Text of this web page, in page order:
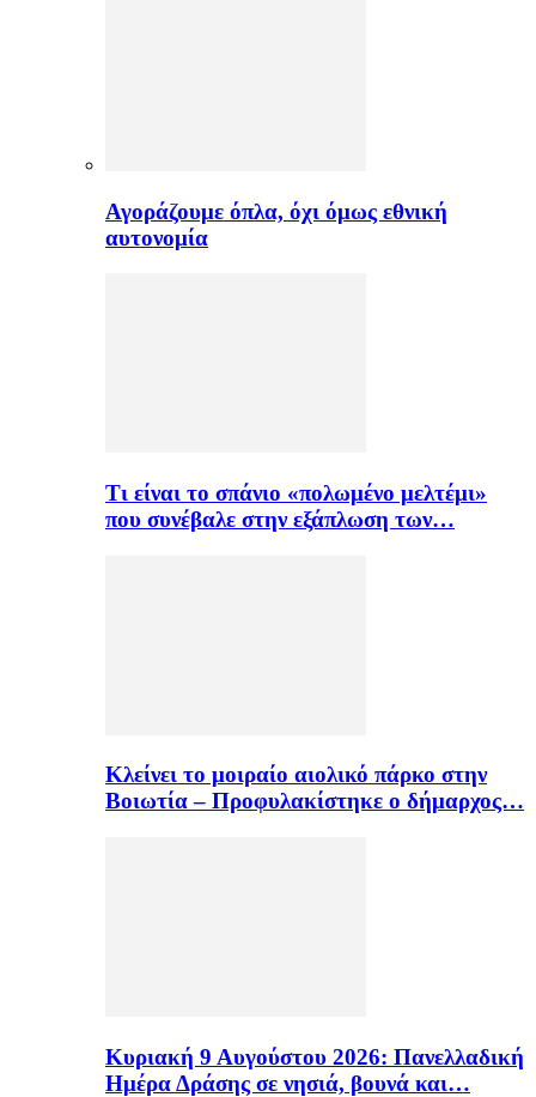
Αγοράζουμε όπλα, όχι όμως εθνική
αυτονομία
Τι είναι το σπάνιο «πολωμένο μελτέμι»
που συνέβαλε στην εξάπλωση των…
Κλείνει το μοιραίο αιολικό πάρκο στην
Βοιωτία – Προφυλακίστηκε ο δήμαρχος…
Κυριακή 9 Αυγούστου 2026: Πανελλαδική
Ημέρα Δράσης σε νησιά, βουνά και…